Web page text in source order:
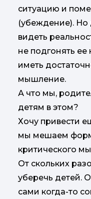
ситуацию и
(убеждение). Но
видеть
не подгонять
иметь
мышление.
А что мы,
детям в этом?
Хочу привести
мы мешаем
критического
От скольких
уберечь детей.
сами когда-то